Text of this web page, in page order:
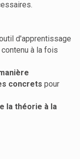
d'apprentissage
à la fois
concrets pour
la théorie à la